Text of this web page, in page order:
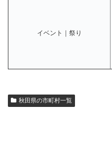
イベント｜祭り
秋田県の市町村一覧